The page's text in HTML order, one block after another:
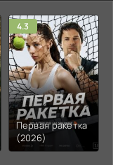
4.3
Первая ракетка
(2026)